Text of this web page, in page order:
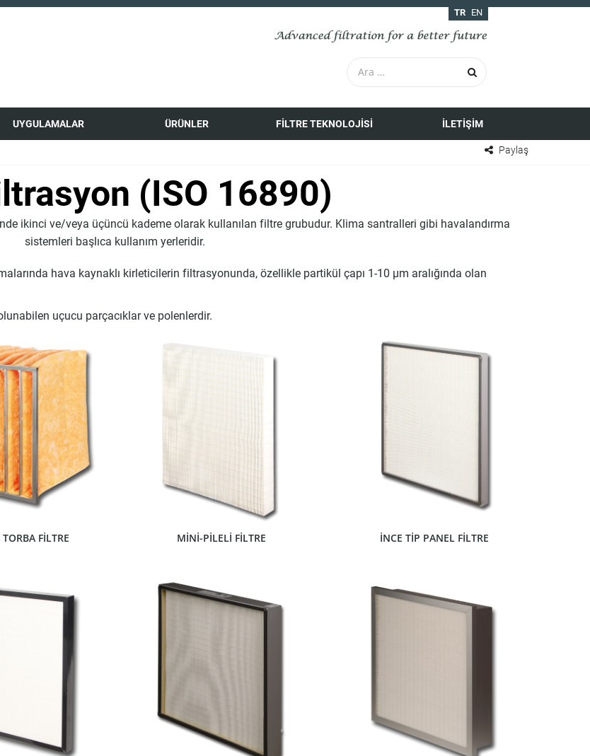
TR EN
UYGULAMALAR ÜRÜNLER FILTRE TEKNOLOJISI İLETIŞIM
Paylaş
(ISO 16890)
ikinci ve/veya üçüncü kademe olarak kullanılan filtre grubudur. Klima santralleri gibi havalandırma
sistemleri başlıca kullanım yerleridir.
hava kaynaklı kirleticilerin filtrasyonunda, özellikle partikül çapı 1-10 µm aralığında olan
uçucu parçacıklar ve polenlerdir.
GÖSTER
FİLTRE MİNİ-PİLELİ FİLTRE İNCE TİP PANEL FİLTRE